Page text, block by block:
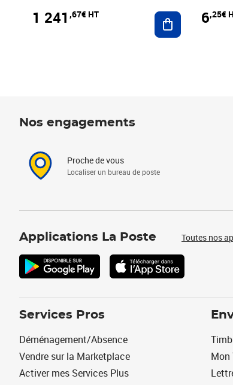
1 241 ,67€ HT Ajouter au
6,25€
Nos engagements
Proche de vous
Localiser un bureau de poste
Applications La Poste Toutes nos
Services Pros
Déménagement/Absence
Vendre sur la Marketplace
Activer mes Services Plus
Mon